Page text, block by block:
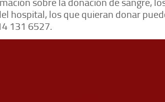
hospital, los que quieran donar
131 6527.